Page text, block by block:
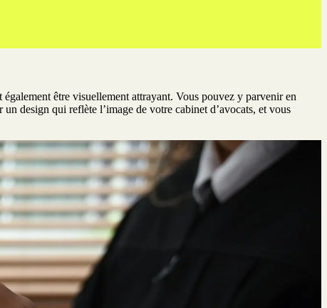
être visuellement attrayant. Vous pouvez y parvenir en
design qui reflète l’image de votre cabinet d’avocats, et vous